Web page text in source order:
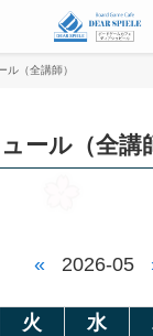
ル（全講師）
ール（全講
« 2026-05
火 水